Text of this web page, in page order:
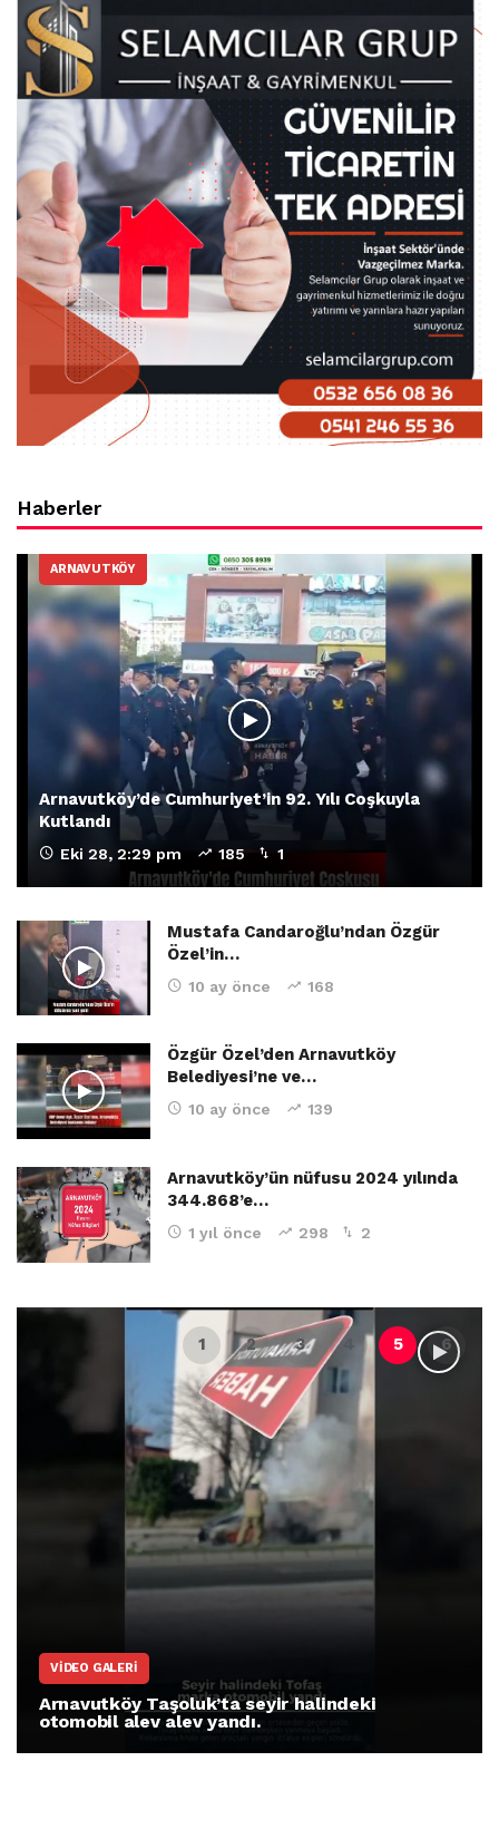
Haberler
ARNAVUTKÖY
Arnavutköy’de Cumhuriyet’in 92. Yılı Coşkuyla
Kutlandı
Eki 28, 2:29 pm 185 1
Mustafa Candaroğlu’ndan Özgür
Özel’in…
10 ay önce 168
Özgür Özel’den Arnavutköy
Belediyesi’ne ve…
10 ay önce 139
Arnavutköy’ün nüfusu 2024 yılında
344.868’e…
1 yıl önce 298 2
VIDEO GALERI
Arnavutköy Taşoluk’ta seyir halindeki
otomobil alev alev yandı.